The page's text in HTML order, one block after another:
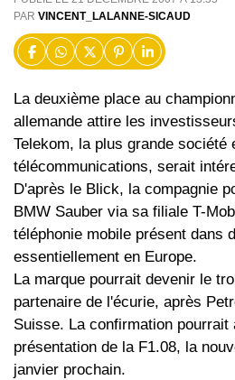
PAR VINCENT_LALANNE-SICAUD
La deuxième place au
allemande attire les
Telekom, la plus grande société
télécommunications, serait
D'après le Blick, la compagnie
BMW Sauber via sa filiale T-
téléphonie mobile présent dans
essentiellement en Europe.
La marque pourrait devenir le
partenaire de l'écurie, après
Suisse. La confirmation
présentation de la F1.08, la
janvier prochain.